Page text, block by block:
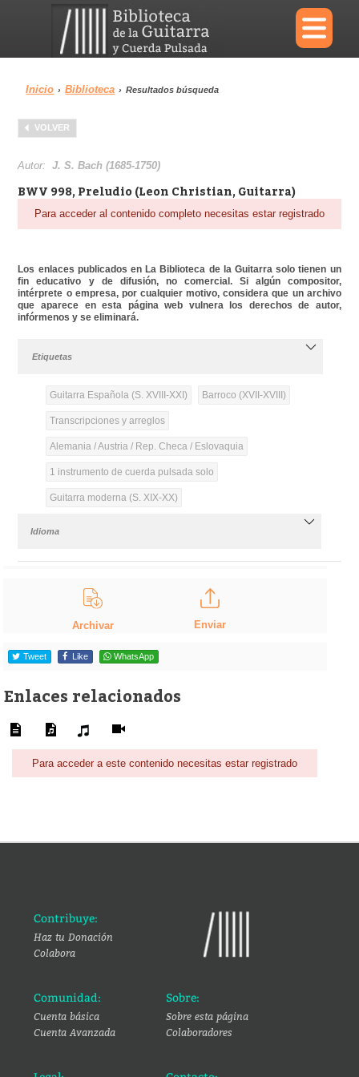
×
Menu
Biblioteca
Inicio › Biblioteca › Resultados búsqueda
VOLVER
Autor:J. S. Bach (1685-1750)
BWV 998, Preludio (Leon Christian, Guitarra)
Para acceder al contenido completo necesitas estar registrado
Los enlaces publicados en La Biblioteca de la Guitarra solo tienen un
fin educativo y de difusión, no comercial. Si algún compositor,
intérprete o empresa, por cualquier motivo, considera que un archivo
que aparece en esta página web vulnera los derechos de autor,
infórmenos y se eliminará.
Etiquetas
Guitarra Española (S. XVIII-XXI) Barroco (XVII-XVIII)
Transcripciones y arreglos
Alemania / Austria / Rep. Checa / Eslovaquia
1 instrumento de cuerda pulsada solo
Guitarra moderna (S. XIX-XX)
Idioma
Archivar Enviar
Tweet Like WhatsApp
Enlaces relacionados
Para acceder a este contenido necesitas estar registrado
Contribuye:
Haz tu Donación
Colabora
Comunidad:
Cuenta básica
Cuenta Avanzada
Sobre:
Sobre esta página
Colaboradores